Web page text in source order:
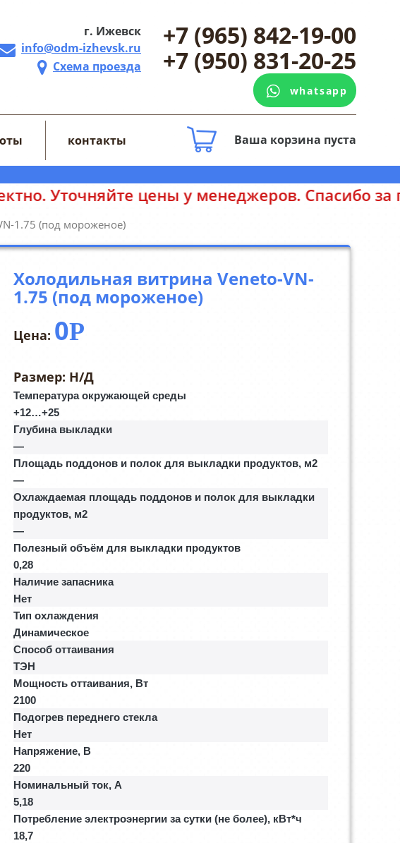
г. Ижевск
info@odm-izhevsk.ru
Схема проезда
+7 (965) 842-19-00
+7 (950) 831-20-25
whatsapp
контакты Ваша корзина пуста
цены у менеджеров. Спасибо за
1.75 (под мороженое)
Холодильная витрина Veneto-VN-
1.75 (под мороженое)
0Р
Размер: Н/Д
Температура окружающей среды
+12…+25
Глубина выкладки
—
Площадь поддонов и полок для выкладки продуктов, м2
—
Охлаждаемая площадь поддонов и полок для выкладки
продуктов, м2
—
Полезный объём для выкладки продуктов
0,28
Наличие запасника
Нет
Тип охлаждения
Динамическое
Способ оттаивания
ТЭН
Мощность оттаивания, Вт
2100
Подогрев переднего стекла
Нет
Напряжение, В
220
Номинальный ток, A
5,18
Потребление электроэнергии за сутки (не более), кВт*ч
18,7